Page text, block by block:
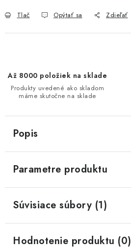
Tlač Opýtať sa Zdieľať
Až 8000 položiek na sklade
Produkty uvedené ako skladom
máme skutočne na sklade
Popis
Parametre produktu
Súvisiace súbory (1)
Hodnotenie produktu (0)